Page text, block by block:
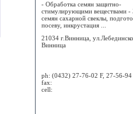
- Обработка семян защитно-
стимулирующими веществами -
семян сахарной свеклы,
посеву, инкрустация ...
21034 г.Винница,
Винница
ph: (0432) 27-76-02 F, 27-56-94
fax:
cell: